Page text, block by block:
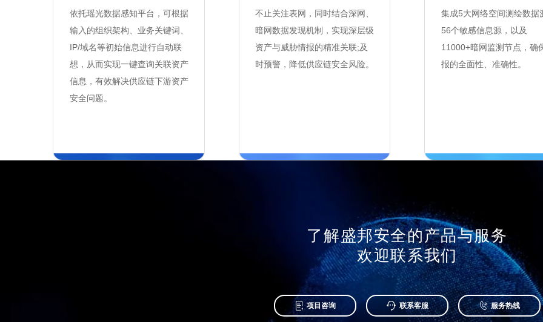
依托瑶光数据感知平台，可根据
输入的组织架构、业务关键词、
IP/域名等初始信息进行自动联
想，从而实现一键查询关联资产
信息，有效解决供应链下游资产
安全问题。
不止关注表网，同时结合深网、
暗网数据发现机制，实现深层级
资产与威胁情报的精准关联;及
时预警，降低供应链安全风险。
集成5大网络空间测绘数据
56个敏感信息源，以及
11000+暗网监测节点，确
报的全面性、准确性。
了解盛邦安全的产品与服务
欢迎联系我们
 项目咨询  联系客服  服务热线